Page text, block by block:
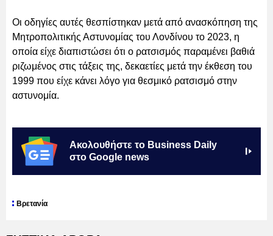
Οι οδηγίες αυτές θεσπίστηκαν μετά από ανασκόπηση της
Μητροπολιτικής Αστυνομίας του Λονδίνου το 2023, η
οποία είχε διαπιστώσει ότι ο ρατσισμός παραμένει βαθιά
ριζωμένος στις τάξεις της, δεκαετίες μετά την έκθεση του
1999 που είχε κάνει λόγο για θεσμικό ρατσισμό στην
αστυνομία.
Ακολουθήστε το Business Daily
στο Google news
Βρετανία